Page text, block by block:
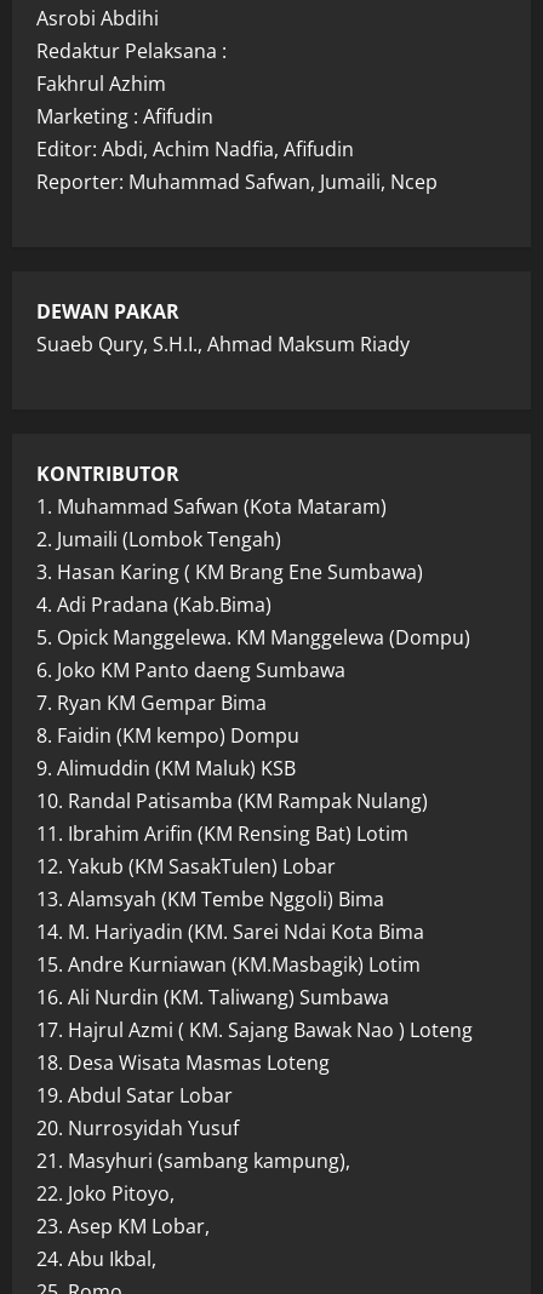
Asrobi Abdihi
Redaktur Pelaksana :
Fakhrul Azhim
Marketing : Afifudin
Editor: Abdi, Achim Nadfia, Afifudin
Reporter: Muhammad Safwan, Jumaili, Ncep
DEWAN PAKAR
Suaeb Qury, S.H.I., Ahmad Maksum Riady
KONTRIBUTOR
1. Muhammad Safwan (Kota Mataram)
2. Jumaili (Lombok Tengah)
3. Hasan Karing ( KM Brang Ene Sumbawa)
4. Adi Pradana (Kab.Bima)
5. Opick Manggelewa. KM Manggelewa (Dompu)
6. Joko KM Panto daeng Sumbawa
7. Ryan KM Gempar Bima
8. Faidin (KM kempo) Dompu
9. Alimuddin (KM Maluk) KSB
10. Randal Patisamba (KM Rampak Nulang)
11. Ibrahim Arifin (KM Rensing Bat) Lotim
12. Yakub (KM SasakTulen) Lobar
13. Alamsyah (KM Tembe Nggoli) Bima
14. M. Hariyadin (KM. Sarei Ndai Kota Bima
15. Andre Kurniawan (KM.Masbagik) Lotim
16. Ali Nurdin (KM. Taliwang) Sumbawa
17. Hajrul Azmi ( KM. Sajang Bawak Nao ) Loteng
18. Desa Wisata Masmas Loteng
19. Abdul Satar Lobar
20. Nurrosyidah Yusuf
21. Masyhuri (sambang kampung),
22. Joko Pitoyo,
23. Asep KM Lobar,
24. Abu Ikbal,